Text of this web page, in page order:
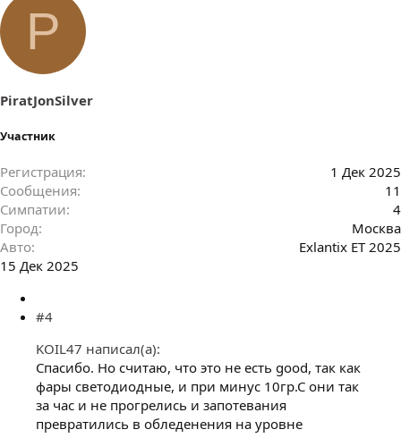
P
PiratJonSilver
Участник
Регистрация
1 Дек 2025
Сообщения
11
Симпатии
4
Город
Москва
Авто
Exlantix ET 2025
15 Дек 2025
#4
KOIL47 написал(а):
Спасибо. Но считаю, что это не есть good, так как
фары светодиодные, и при минус 10гр.С они так
за час и не прогрелись и запотевания
превратились в обледенения на уровне